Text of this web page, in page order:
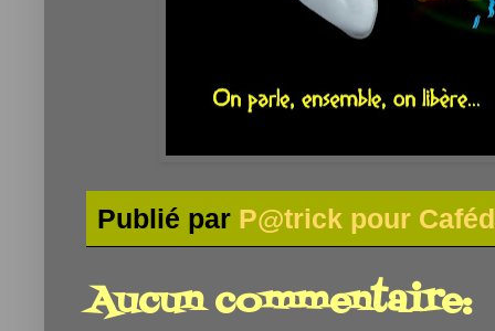
Publié par P@trick pour
Aucun commentaire: